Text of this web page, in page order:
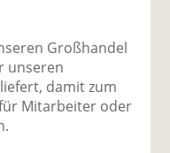
Großhandel
unseren
damit zum
Mitarbeiter oder